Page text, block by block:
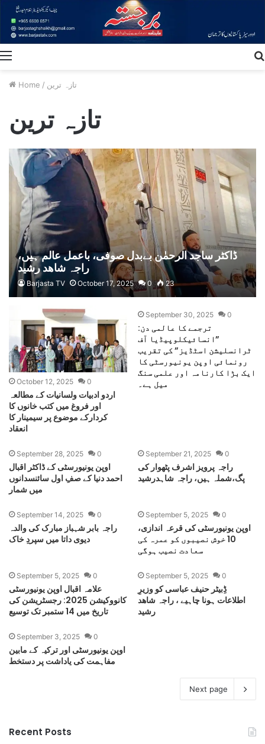
Menu
Home / تازہ ترین
تازہ ترین
ڈاکٹر ساجد الرحمٰن بےبدل صوفی، باعمل عالم ہیں،
راجہ شاھد رشید
Barjasta TV October 17, 2025 0 23
October 12, 2025 0
اردو ادبیات ولسانیات کے مطالعہ
اور فروغ میں کتب خانوں کا
کردارکے موضوع پر سیمینار کا
انعقاد
September 30, 2025 0
ترجمے کا عالمی دن:
”انسائیکلوپیڈیا آف
ٹرانسلیشن اسٹڈیز” کی تقریب
رونمائی اوپن یونیورسٹی کا
ایک بڑا کارنامہ اور علمی سنگ
میل ہے۔
September 28, 2025 0
اوپن یونیورسٹی کے ڈاکٹر اقبال
احمد دنیا کے صفِ اول سائنسدانوں
میں شمار
September 21, 2025 0
راجہ پرویز اشرف پٹھوار کی
پگ،شملہ ہیں، راجہ شاہدرشید
September 14, 2025 0
راجہ بابر شہباز مبارک کی والدہ
دیوی داتا میں سپردِ خاک
September 5, 2025 0
اوپن یونیورسٹی کی قرعہ اندازی،
10 خوش نصیبوں کو عمرہ کی
سعادت نصیب ہوگی
September 5, 2025 0
علامہ اقبال اوپن یونیورسٹی
کانووکیشن 2025: رجسٹریشن کی
تاریخ میں 14 ستمبر تک توسیع
September 5, 2025 0
ڈِبیٹر حنیف عباسی کو وزیرِ
اطلاعات ہونا چاہیے ، راجہ شاھد
رشید
September 3, 2025 0
اوپن یونیورسٹی اور ترکیہ کے مابین
مفاہمت کی یاداشت پر دستخط
Next page
Recent Posts